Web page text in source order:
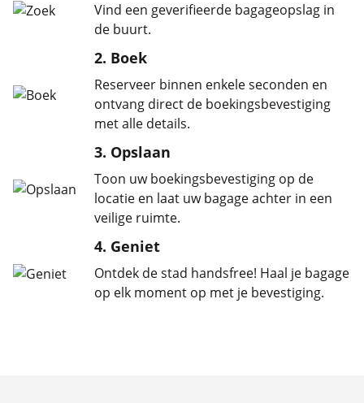
Vind een geverifieerde bagageopslag in
de buurt.
2. Boek
Reserveer binnen enkele seconden en
ontvang direct de boekingsbevestiging
met alle details.
3. Opslaan
Toon uw boekingsbevestiging op de
locatie en laat uw bagage achter in een
veilige ruimte.
4. Geniet
Ontdek de stad handsfree! Haal je bagage
op elk moment op met je bevestiging.